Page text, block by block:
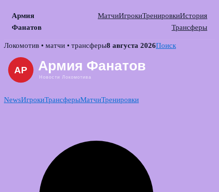
Армия
Фанатов
МатчиИгрокиТренировкиИстория
Трансферы
Skip
content
Локомотив • матчи • трансферы8 августа 2026Поиск
NewsИгрокиТрансферыМатчиТренировки